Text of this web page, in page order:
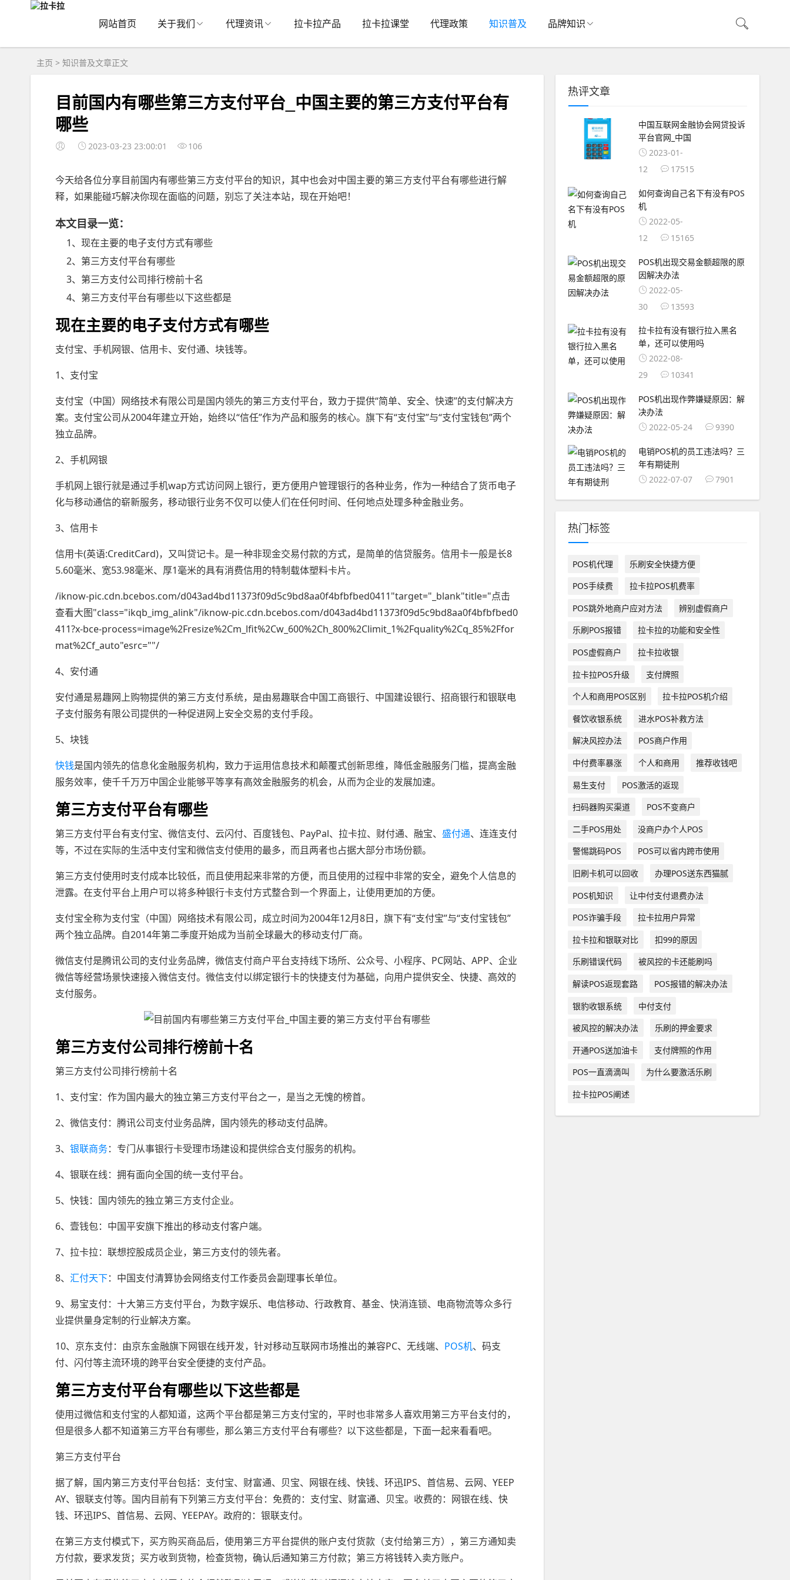
网站首页 关于我们 代理资讯 拉卡拉产品 拉卡拉课堂 代理政策 知识普及 品牌知识
主页 > 知识普及文章正文
目前国内有哪些第三方支付平台_中国主要的第三方支付平台有
哪些
2023-03-23 23:00:01 106
今天给各位分享目前国内有哪些第三方支付平台的知识，其中也会对中国主要的第三方支付平台有哪些进行解
释，如果能碰巧解决你现在面临的问题，别忘了关注本站，现在开始吧！
本文目录一览：
1、现在主要的电子支付方式有哪些
2、第三方支付平台有哪些
3、第三方支付公司排行榜前十名
4、第三方支付平台有哪些以下这些都是
现在主要的电子支付方式有哪些
支付宝、手机网银、信用卡、安付通、块钱等。
1、支付宝
支付宝（中国）网络技术有限公司是国内领先的第三方支付平台，致力于提供“简单、安全、快速”的支付解决方
案。支付宝公司从2004年建立开始，始终以“信任”作为产品和服务的核心。旗下有“支付宝”与“支付宝钱包”两个
独立品牌。
2、手机网银
手机网上银行就是通过手机wap方式访问网上银行，更方便用户管理银行的各种业务，作为一种结合了货币电子
化与移动通信的崭新服务，移动银行业务不仅可以使人们在任何时间、任何地点处理多种金融业务。
3、信用卡
信用卡(英语:CreditCard)，又叫贷记卡。是一种非现金交易付款的方式，是简单的信贷服务。信用卡一般是长8
5.60毫米、宽53.98毫米、厚1毫米的具有消费信用的特制载体塑料卡片。
/iknow-pic.cdn.bcebos.com/d043ad4bd11373f09d5c9bd8aa0f4bfbfbed0411"target="_blank"title="点击
查看大图"class="ikqb_img_alink"/iknow-pic.cdn.bcebos.com/d043ad4bd11373f09d5c9bd8aa0f4bfbfbed0
411?x-bce-process=image%2Fresize%2Cm_lfit%2Cw_600%2Ch_800%2Climit_1%2Fquality%2Cq_85%2Ffor
mat%2Cf_auto"esrc=""/
4、安付通
安付通是易趣网上购物提供的第三方支付系统，是由易趣联合中国工商银行、中国建设银行、招商银行和银联电
子支付服务有限公司提供的一种促进网上安全交易的支付手段。
5、块钱
快钱是国内领先的信息化金融服务机构，致力于运用信息技术和颠覆式创新思维，降低金融服务门槛，提高金融
服务效率，使千千万万中国企业能够平等享有高效金融服务的机会，从而为企业的发展加速。
第三方支付平台有哪些
第三方支付平台有支付宝、微信支付、云闪付、百度钱包、PayPal、拉卡拉、财付通、融宝、 盛付通、连连支付
等，不过在实际的生活中支付宝和微信支付使用的最多，而且两者也占据大部分市场份额。
第三方支付使用时支付成本比较低，而且使用起来非常的方便，而且使用的过程中非常的安全，避免个人信息的
泄露。在支付平台上用户可以将多种银行卡支付方式整合到一个界面上，让使用更加的方便。
支付宝全称为支付宝（中国）网络技术有限公司，成立时间为2004年12月8日，旗下有“支付宝”与“支付宝钱包”
两个独立品牌。自2014年第二季度开始成为当前全球最大的移动支付厂商。
微信支付是腾讯公司的支付业务品牌，微信支付商户平台支持线下场所、公众号、小程序、PC网站、APP、企业
微信等经营场景快速接入微信支付。微信支付以绑定银行卡的快捷支付为基础，向用户提供安全、快捷、高效的
支付服务。
第三方支付公司排行榜前十名
第三方支付公司排行榜前十名
1、支付宝：作为国内最大的独立第三方支付平台之一，是当之无愧的榜首。
2、微信支付：腾讯公司支付业务品牌，国内领先的移动支付品牌。
3、 银联商务：专门从事银行卡受理市场建设和提供综合支付服务的机构。
4、银联在线：拥有面向全国的统一支付平台。
5、快钱：国内领先的独立第三方支付企业。
6、壹钱包：中国平安旗下推出的移动支付客户端。
7、拉卡拉：联想控股成员企业，第三方支付的领先者。
8、 汇付天下：中国支付清算协会网络支付工作委员会副理事长单位。
9、易宝支付：十大第三方支付平台，为数字娱乐、电信移动、行政教育、基金、快消连锁、电商物流等众多行
业提供量身定制的行业解决方案。
10、京东支付：由京东金融旗下网银在线开发，针对移动互联网市场推出的兼容PC、无线端、 POS机、码支
付、闪付等主流环境的跨平台安全便捷的支付产品。
第三方支付平台有哪些以下这些都是
使用过微信和支付宝的人都知道，这两个平台都是第三方支付宝的，平时也非常多人喜欢用第三方平台支付的，
但是很多人都不知道第三方平台有哪些，那么第三方支付平台有哪些？以下这些都是，下面一起来看看吧。
第三方支付平台
据了解，国内第三方支付平台包括：支付宝、财富通、贝宝、网银在线、快钱、环迅IPS、首信易、云网、YEEP
AY、银联支付等。国内目前有下列第三方支付平台：免费的：支付宝、财富通、贝宝。收费的：网银在线、快
钱、环迅IPS、首信易、云网、YEEPAY。政府的：银联支付。
在第三方支付模式下，买方购买商品后，使用第三方平台提供的账户支付货款（支付给第三方），第三方通知卖
方付款，要求发货；买方收到货物，检查货物，确认后通知第三方付款；第三方将钱转入卖方账户。
热评文章
中国互联网金融协会网贷投诉
平台官网_中国
2023-01-
12
17515
如何查询自己名下有没有POS
机
2022-05-
12
15165
POS机出现交易金额超限的原
因解决办法
2022-05-
30
13593
拉卡拉有没有银行拉入黑名
单，还可以使用吗
2022-08-
29
10341
POS机出现作弊嫌疑原因：解
决办法
2022-05-24
9390
电销POS机的员工违法吗？三
年有期徒刑
2022-07-07
7901
热门标签
POS机代理
乐刷安全快捷方便
POS手续费
拉卡拉POS机费率
POS跳外地商户应对方法
辨别虚假商户
乐刷POS报错
拉卡拉的功能和安全性
POS虚假商户
拉卡拉收银
拉卡拉POS升级
支付牌照
个人和商用POS区别
拉卡拉POS机介绍
餐饮收银系统
进水POS补救方法
解决风控办法
POS商户作用
中付费率暴涨
个人和商用
推荐收钱吧
易生支付
POS激活的返现
扫码器购买渠道
POS不变商户
二手POS用处
没商户办个人POS
警惕跳码POS
POS可以省内跨市使用
旧刷卡机可以回收
办理POS送东西猫腻
POS机知识
让中付支付退费办法
POS诈骗手段
拉卡拉用户异常
拉卡拉和银联对比
扣99的原因
乐刷错误代码
被风控的卡还能刷吗
解读POS返现套路
POS报错的解决办法
银豹收银系统
中付支付
被风控的解决办法
乐刷的押金要求
开通POS送加油卡
支付牌照的作用
POS一直滴滴叫
为什么要激活乐刷
拉卡拉POS阐述